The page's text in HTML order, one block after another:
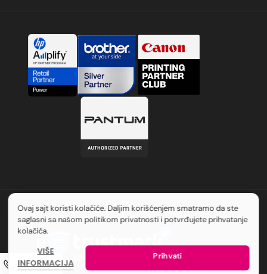
Ovaj sajt koristi kolačiće. Daljim korišćenjem smatramo da ste
saglasni sa našom politikom privatnosti i potvrđujete prihvatanje
kolačića.
VIŠE
INFORMACIJA
Prihvati